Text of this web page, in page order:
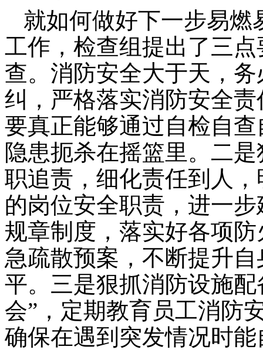
就如何做好下一步易燃
工作，检查组提出了三
查。消防安全大于天，
纠，严格落实消防安全
要真正能够通过自检自
隐患扼杀在摇篮里。二
职追责，细化责任到人
的岗位安全职责，进一
规章制度，落实好各项
急疏散预案，不断提升
平。三是狠抓消防设施
会”，定期教育员工消防
确保在遇到突发情况时能